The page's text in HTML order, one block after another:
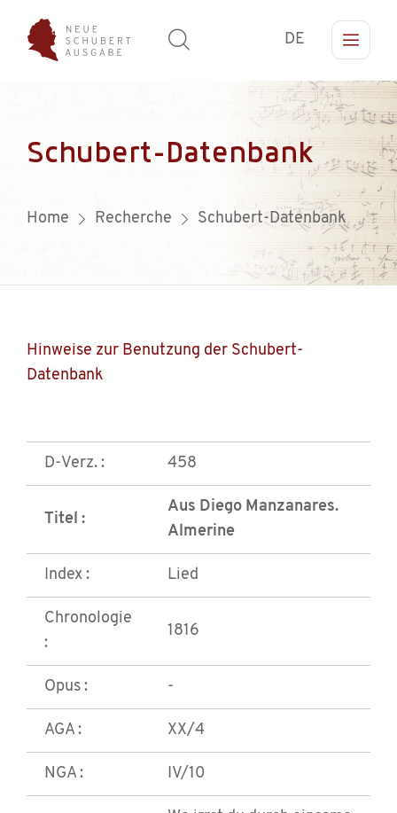
DE
Schubert-Datenbank
Home Recherche Schubert-Datenbank
Hinweise zur Benutzung der Schubert-
Datenbank
D-Verz. : 458
Titel :
Aus Diego Manzanares.
Almerine
Index : Lied
Chronologie
:
1816
Opus : -
AGA : XX/4
NGA : IV/10